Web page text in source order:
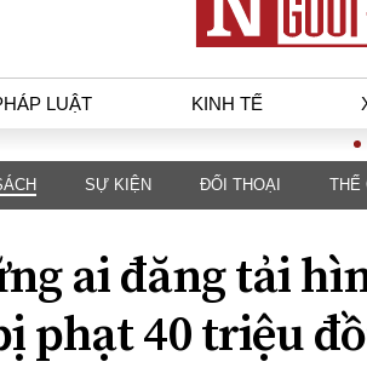
LUẬT KINH TẾ
PHÁP LUẬT
luật
Góc nhìn luật gia
Hồ sơ điều tra
Tiếng nói công dân
KINH TẾ
Tài chính -
hàng
Kinh tế vĩ
Kỳ
SỰ KIỆN ĐỐI THOẠI THẾ
ai đăng tải
phạt 40 triệu